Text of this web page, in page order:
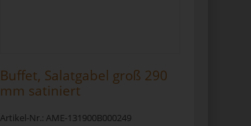
Buffet, Salatgabel groß 290
mm satiniert
Artikel-Nr.: AME-131900B000249